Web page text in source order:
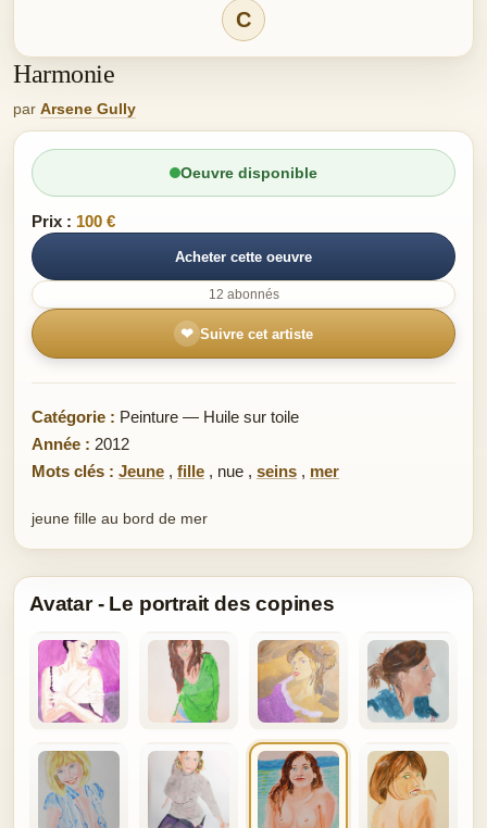
C
Harmonie
par Arsene Gully
Oeuvre disponible
Prix : 100 €
Acheter cette oeuvre
12 abonnés
❤ Suivre cet artiste
Catégorie : Peinture — Huile sur toile
Année : 2012
Mots clés : Jeune , fille , nue , seins , mer
jeune fille au bord de mer
Avatar - Le portrait des copines